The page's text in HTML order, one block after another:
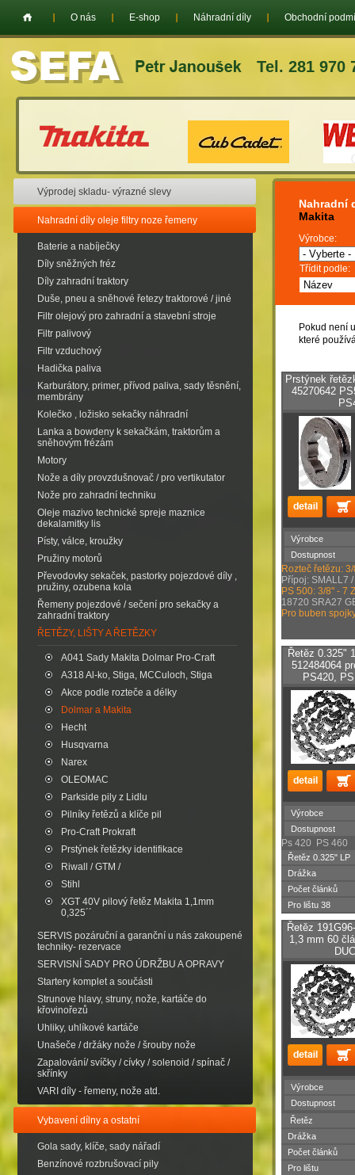
Tel. 281 970
O nás E-shop Náhradní díly Obchodní
Výprodej skladu- výrazné slevy
Nahradní díly oleje filtry noze řemeny
Baterie a nabíječky
Díly sněžných fréz
Díly zahradní traktory
Duše, pneu a sněhové řetezy traktorové / jiné
Filtr olejový pro zahradní a stavební stroje
Filtr palivový
Filtr vzduchový
Hadička paliva
Karburátory, primer, přívod paliva, sady těsnění,
membrány
Kolečko , ložisko sekačky náhradní
Lanka a bowdeny k sekačkám, traktorům a
sněhovým frézám
Motory
Nože a díly provzdušnovač / pro vertikutator
Nože pro zahradní techniku
Oleje mazivo technické spreje maznice
dekalamitky lis
Písty, válce, kroužky
Pružiny motorů
Převodovky sekaček, pastorky pojezdové díly ,
pružiny, ozubena kola
Řemeny pojezdové / sečení pro sekačky a
zahradní traktory
ŘETĚZY, LIŠTY A ŘETĚZKY
A041 Sady Makita Dolmar Pro-Craft
A318 Al-ko, Stiga, MCCuloch, Stiga
Akce podle rozteče a délky
Dolmar a Makita
Hecht
Husqvarna
Narex
OLEOMAC
Parkside pily z Lidlu
Pilníky řetězů a klíče pil
Pro-Craft Prokraft
Prstýnek řetězky identifikace
Riwall / GTM /
Stihl
XGT 40V pilový řetěz Makita 1,1mm
0,325´´
SERVIS pozáruční a garanční u nás zakoupené
techniky- rezervace
SERVISNÍ SADY PRO ÚDRŽBU A OPRAVY
Startery komplet a součásti
Strunove hlavy, struny, nože, kartáče do
křovinořezů
Uhliky, uhlíkové kartáče
Unašeče / držáky nože / šrouby nože
Zapalování/ svíčky / cívky / solenoid / spínač /
skřínky
VARI díly - řemeny, nože atd.
Vybavení dílny a ostatní
Gola sady, klíče, sady nářadí
Benzínové rozbrušovací pily
Nahradní
Makita
Výrobce:
Třídit podle:
Pokud není
které
Prstýnek
45270642
Výrobce
Dostupnost
Rozteč řetězu:
Přípoj: SMALL7
PS 500: 3/8" - 7
18720 SRA27
Pro buben
Řetěz 0.325"
512484064
PS420,
Výrobce
Dostupnost
Ps 420 PS 460
Řetěz 0.325" LP
Drážka
Počet článků
Pro lištu 38
Řetěz
1,3 mm 60
Výrobce
Dostupnost
Řetěz
Drážka
Počet článků
Pro lištu